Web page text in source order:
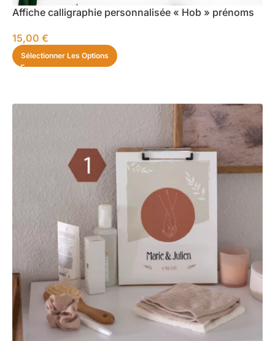
Affiche calligraphie personnalisée « Hob » prénoms
15,00 €
Sélectionner Les Options